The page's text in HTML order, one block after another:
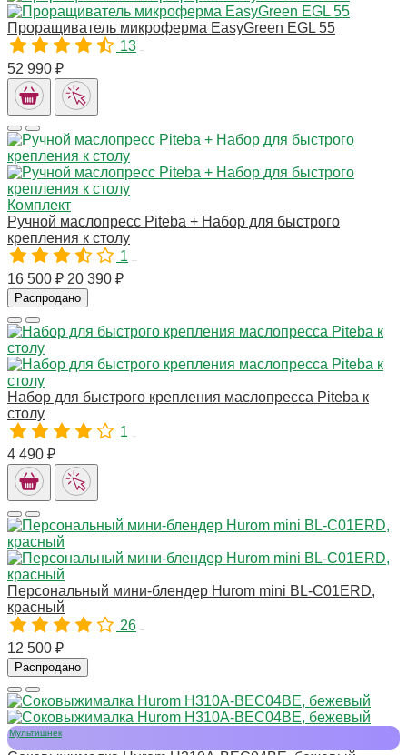
Проращиватель микроферма EasyGreen EGL 55
13
52 990 ₽
Комплект
Ручной маслопресс Piteba + Набор для быстрого
крепления к столу
1
16 500 ₽ 20 390 ₽
Распродано
Набор для быстрого крепления маслопресса Piteba к
столу
1
4 490 ₽
Персональный мини-блендер Hurom mini BL-C01ERD,
красный
26
12 500 ₽
Распродано
Мультишнек